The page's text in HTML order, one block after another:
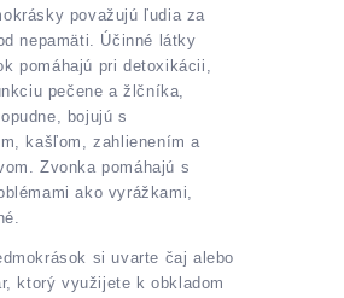
považujú ľudia za
nepamäti. Účinné látky
pomáhajú pri detoxikácii,
pečene a žlčníka,
bojujú s
kašľom, zahlienením a
Zvonka pomáhajú s
ako vyrážkami,
si uvarte čaj alebo
ktorý využijete k obkladom